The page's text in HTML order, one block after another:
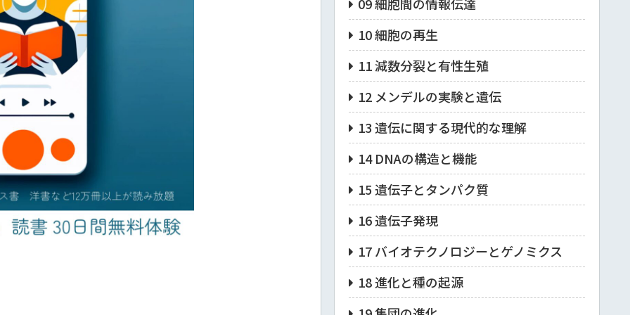
10 細胞の再生
11 減数分裂と有性生殖
12 メンデルの実験と遺伝
13 遺伝に関する現代的な理解
14 DNAの構造と機能
15 遺伝子とタンパク質
16 遺伝子発現
17 バイオテクノロジーとゲノミクス
18 進化と種の起源